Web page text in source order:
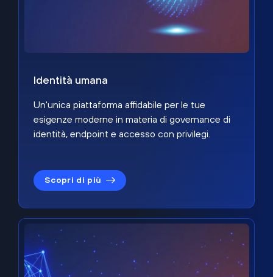
Identità umana
Un'unica piattaforma affidabile per le tue
esigenze moderne in materia di governance di
identità, endpoint e accesso con privilegi.
Scopri di più